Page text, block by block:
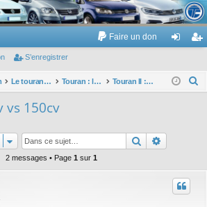
acquéreurs du Volkswagen Touran
Faire un don
ne nr
S’enregistrer
Le touran dans ses versions I (V1 V2 V3) et II ... Touran : les modèles, les prix, les achats, les options, ... Touran II : modèles, options, prix...
c
vs 150cv
Rechercher
2 messages • Page 1 sur 1